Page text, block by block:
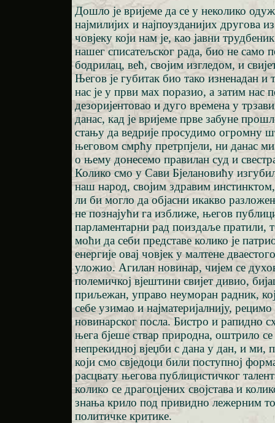
Дошло је вријеме да се у неколико
најмилијих и најпоузданијих другова
човјеку који нам је, као јавни
нашег списатељског рада, био не само
бодрилац, већ, својим изгледом, и
Његов је губитак био тако изненадан и
нас је у први мах поразио, а затим нас
дезоријентовао и дуго времена у
данас, кад је вријеме прве забуне
стању да ведрије просудимо огромну
његовом смрћу претрпјели, ни данас
о њему донесемо правилан суд и
Колико смо у Сави Бјелановићу
наш народ, својим здравим
ли би могло да објасни икакво
не познајући га изближе, његов
парламентарни рад поиздаље пратили,
моћи да себи представе колико је
енергије овај човјек у малтене
уложио. Агилан новинар, чијем се
полемичкој вјештини свијет дивио,
приљежан, управо неуморан радник,
себе узимао и најматеријалнију, рецимо
новинарског посла. Бистро и рапидно
њега бјеше ствар природна, оштрило се
непрекидној вјеџби с дана у дан, и ми,
који смо свједоци били поступној
расцвату његова публицистичког
колико се драгоцјених својстава и
знања крило под привидно лежерним
политичке критике.